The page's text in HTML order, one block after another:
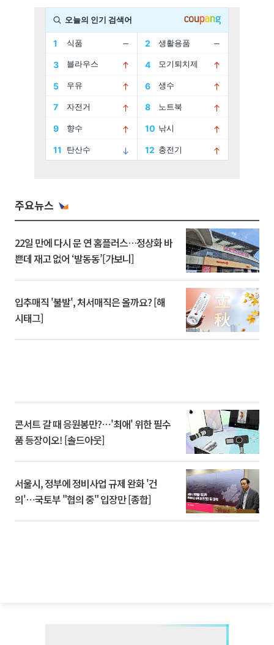
주요뉴스
22일 만에 다시 문 연 홈플러스…정상화 바
쁜데 재고 없어 ‘발동동’[가보니]
입추매직 '불발', 처서매직은 올까요? [해
시태그]
콘서트 갈 때 응원봉만?⋯'최애' 위한 필수
품 등장이오! [솔드아웃]
서울시, 정부에 정비사업 규제 완화 '건
의'⋯국토부 "협의 중" 입장만 [종합]